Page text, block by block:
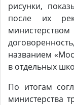
рисунки,
после их
названием
в отдельных
По итогам
министерства